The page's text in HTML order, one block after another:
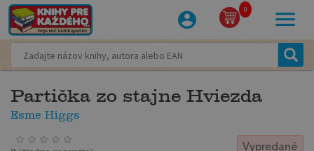
0
Partička zo stajne Hviezda
Esme Higgs
Vypredané